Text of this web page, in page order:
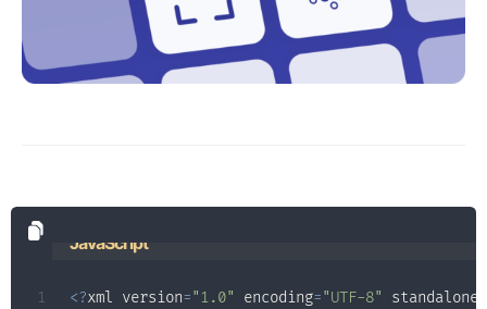
JavaScript
<?xml version= "1.0" encoding="UTF-8"